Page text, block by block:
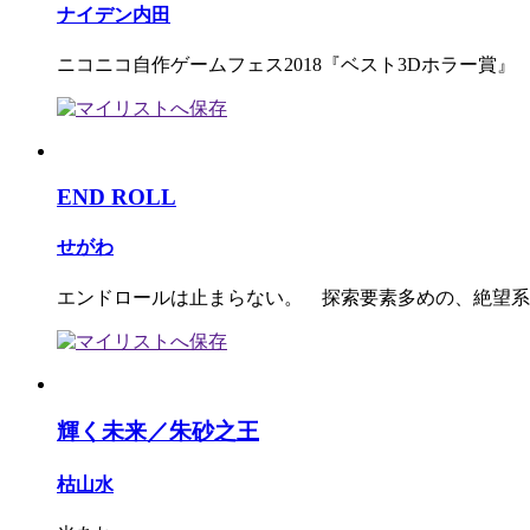
ナイデン内田
ニコニコ自作ゲームフェス2018『ベスト3Dホラー賞』
END ROLL
せがわ
エンドロールは止まらない。 探索要素多めの、絶望
輝く未来／朱砂之王
枯山水